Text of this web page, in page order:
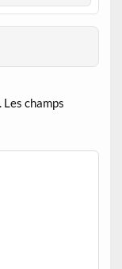
Les champs